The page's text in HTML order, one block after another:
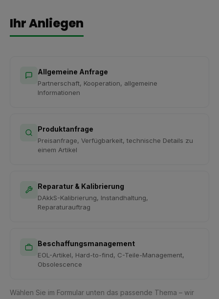
Ihr Anliegen
Allgemeine Anfrage
Partnerschaft, Kooperation, allgemeine
Informationen
Produktanfrage
Preisanfrage, Verfügbarkeit, technische Details zu
einem Artikel
Reparatur & Kalibrierung
DAkkS-Kalibrierung, Instandhaltung,
Reparaturauftrag
Beschaffungsmanagement
EOL-Artikel, Hard-to-find, C-Teile-Management,
Obsolescence
Wählen Sie im Formular unten das passende Thema – wir